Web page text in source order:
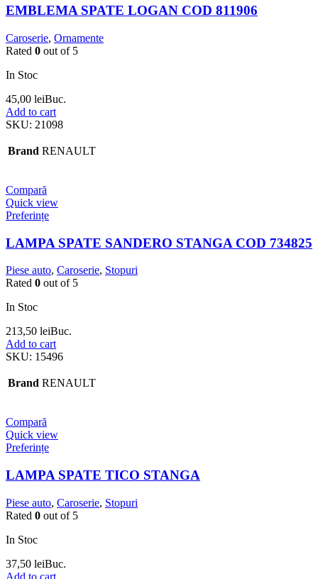
EMBLEMA SPATE LOGAN COD 811906
Caroserie, Ornamente
Rated 0 out of 5
In Stoc
45,00 leiBuc.
Add to cart
SKU: 21098
Brand RENAULT
Compară
Quick view
Preferințe
LAMPA SPATE SANDERO STANGA COD 734825
Piese auto, Caroserie, Stopuri
Rated 0 out of 5
In Stoc
213,50 leiBuc.
Add to cart
SKU: 15496
Brand RENAULT
Compară
Quick view
Preferințe
LAMPA SPATE TICO STANGA
Piese auto, Caroserie, Stopuri
Rated 0 out of 5
In Stoc
37,50 leiBuc.
Add to cart